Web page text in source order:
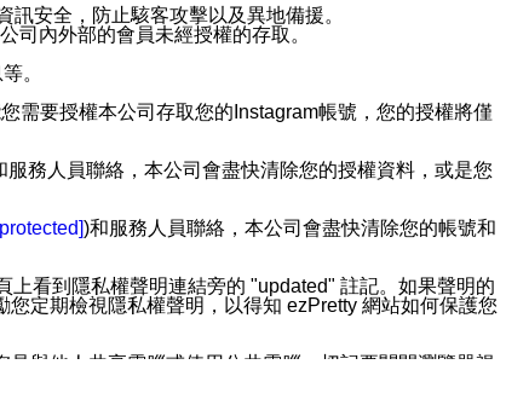
安全，防止駭客攻擊以及異地備援。
司內外部的會員未經授權的存取。
。
需要授權本公司存取您的Instagram帳號，您的授權將僅
務人員聯絡，本公司會盡快清除您的授權資料，或是您
)和服務人員聯絡，本公司會盡快清除您的帳號和
看到隱私權聲明連結旁的 "updated" 註記。如果聲明的
定期檢視隱私權聲明，以得知 ezPretty 網站如何保護您
與他人共享電腦或使用公共電腦，切記要關閉瀏覽器視